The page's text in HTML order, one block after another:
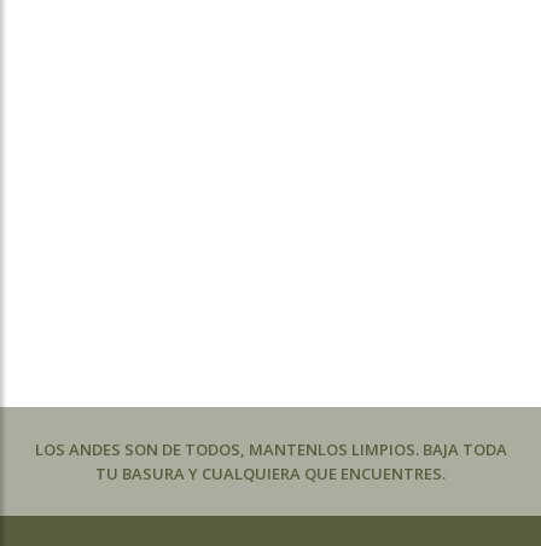
LOS ANDES SON DE TODOS, MANTENLOS LIMPIOS. BAJA TODA
TU BASURA Y CUALQUIERA QUE ENCUENTRES.